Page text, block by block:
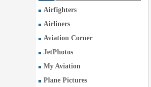
Airfighters
Airliners
Aviation Corner
JetPhotos
My Aviation
Plane Pictures